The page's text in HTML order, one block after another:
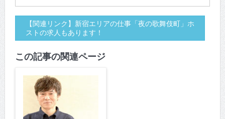
【関連リンク】新宿エリアの仕事「夜の歌舞伎町」ホ
ストの求人もあります！
この記事の関連ページ